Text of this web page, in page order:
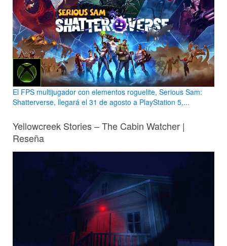
El FPS multijugador con elementos roguelite, Serious Sam:
Shatterverse, llegará el 31 de agosto a PlayStation 5,...
Yellowcreek Stories – The Cabin Watcher |
Reseña